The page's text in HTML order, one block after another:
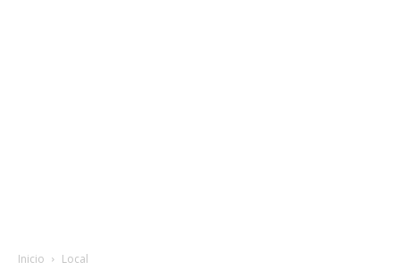
Inicio Local